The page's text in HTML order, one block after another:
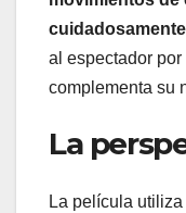
al espectador
complementa su
La
La película